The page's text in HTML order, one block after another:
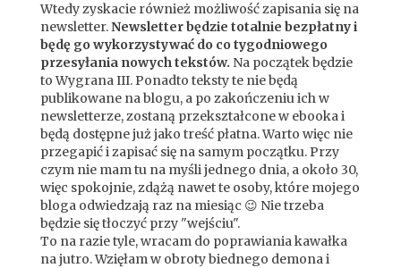
Wtedy zyskacie również możliwość zapisania się na
newsletter.Newsletter będzie totalnie bezpłatny i
będę go wykorzystywać do co tygodniowego
przesyłania nowych tekstów. Na początek będzie
to Wygrana III. Ponadto teksty te nie będą
publikowane na blogu, a po zakończeniu ich w
newsletterze, zostaną przekształcone w ebooka i
będą dostępne już jako treść płatna. Warto więc nie
przegapić i zapisać się na samym początku. Przy
czym nie mam tu na myśli jednego dnia, a około 30,
więc spokojnie, zdążą nawet te osoby, które mojego
bloga odwiedzają raz na miesiąc 😉 Nie trzeba
będzie się tłoczyć przy "wejściu".
To na razie tyle, wracam do poprawiania kawałka
na jutro. Wzięłam w obroty biednego demona i